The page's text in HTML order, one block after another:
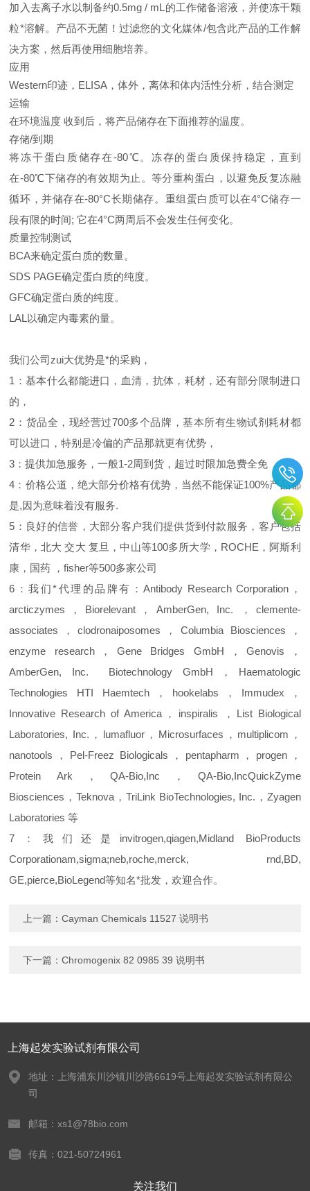
加入去离子水以制备约0.5mg / mL的工作储备溶液，并使冻干颗
粒*溶解。产品不无菌！过滤您的文化媒体/包含此产品的工作解
决方案，然后再使用细胞培养。
应用
Western印迹，ELISA，体外，离体和体内活性分析，结合测定
运输
在环境温度 收到后，将产品储存在下面推荐的温度。
存储/到期
将冻干蛋白质储存在-80℃。冻存的蛋白质保持稳定，直到
在-80℃下储存的有效期为止。等分重构蛋白，以避免反复冻融
循环，并储存在-80°C长期储存。重组蛋白质可以在4°C储存一
段有限的时间; 它在4°C两周后不会发生任何变化。
质量控制测试
BCA来确定蛋白质的数量。
SDS PAGE确定蛋白质的纯度。
GFC确定蛋白质的纯度。
LAL以确定内毒素的量。
我们公司zui大优势是*的采购，
1：基本什么都能进口，血清，抗体，耗材，还有部分限制进口
的，
2：货品全，现经营过700多个品牌，基本所有生物试剂耗材都
可以进口，特别是冷偏的产品那就更有优势，
3：提供加急服务，一般1-2周到货，超过时限加急费全免
4：价格公道，绝大部分价格有优势，当然不能保证100%产品都
是,因为意味着没有服务.
5：良好的信誉，大部分客户我们提供货到付款服务，客户包括
清华，北大 交大 复旦，中山等100多所大学，ROCHE，阿斯利
康，国药 ，fisher等500多家公司
6：我们*代理的品牌有：Antibody Research Corporation，
arcticzymes，Biorelevant， AmberGen, Inc.
，clemente-
associates，clodronaiposomes，Columbia Biosciences，
enzyme research，Gene Bridges GmbH，Genovis，
AmberGen, Inc.
Biotechnology GmbH，Haematologic
Technologies HTI Haemtech，hookelabs，Immudex，
Innovative Research of America，inspiralis ，List Biological
Laboratories, Inc.，lumafluor，Microsurfaces，multiplicom，
nanotools，Pel-Freez Biologicals，pentapharm，progen，
Protein Ark，QA-Bio,Inc，QA-Bio,IncQuickZyme
Biosciences，Teknova，TriLink BioTechnologies, Inc.，Zyagen
Laboratories 等
7：我们还是invitrogen,qiagen,Midland BioProducts
Corporationam,sigma;neb,roche,merck, rnd,BD,
GE,pierce,BioLegend等知名*批发，欢迎合作。
上一篇：Cayman Chemicals 11527 说明书
下一篇：Chromogenix 82 0985 39 说明书
上海起发实验试剂有限公司
地址：上海浦东川沙镇川沙路6619号上海起发实验试剂有限公
司
邮箱：xs1@78bio.com
传真：021-50724961
关注我们